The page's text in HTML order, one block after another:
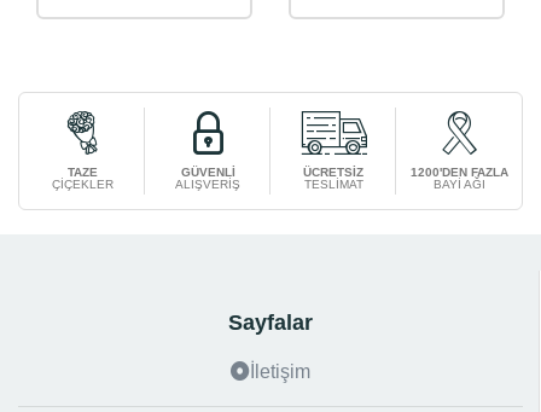
TAZE
ÇİÇEKLER
GÜVENLİ
ALIŞVERİŞ
ÜCRETSİZ
TESLİMAT
1200'DEN FAZLA
BAYİ AĞI
Sayfalar
İletişim